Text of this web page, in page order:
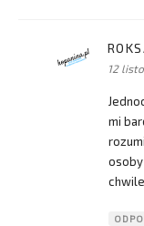
12
mi